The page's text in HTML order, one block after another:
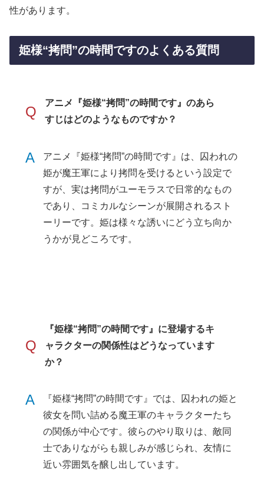
性があります。
姫様“拷問”の時間ですのよくある質問
Q
アニメ『姫様“拷問”の時間です』のあら
すじはどのようなものですか？
A
アニメ『姫様“拷問”の時間です』は、囚われの
姫が魔王軍により拷問を受けるという設定で
すが、実は拷問がユーモラスで日常的なもの
であり、コミカルなシーンが展開されるスト
ーリーです。姫は様々な誘いにどう立ち向か
うかが見どころです。
Q
『姫様“拷問”の時間です』に登場するキ
ャラクターの関係性はどうなっています
か？
A
『姫様“拷問”の時間です』では、囚われの姫と
彼女を問い詰める魔王軍のキャラクターたち
の関係が中心です。彼らのやり取りは、敵同
士でありながらも親しみが感じられ、友情に
近い雰囲気を醸し出しています。